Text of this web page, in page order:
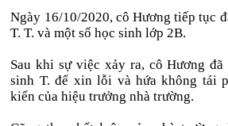
Ngày 16/10/2020, cô Hương tiếp tục
T. T. và một số học sinh lớp 2B.
Sau khi sự việc xảy ra, cô Hương
sinh T. để xin lỗi và hứa không tái
kiến của hiệu trưởng nhà trường.